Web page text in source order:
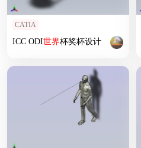
CATIA
ICC ODI世界杯奖杯设计